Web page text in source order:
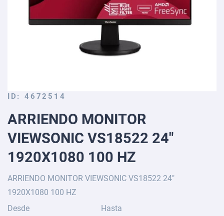
ID 4672514
ARRIENDO MONITOR
VIEWSONIC VS18522 24"
1920X1080 100 HZ
ARRIENDO MONITOR VIEWSONIC VS18522 24"
1920X1080 100 HZ
Desde
Hasta
Skip
the
beginning
of
the
images